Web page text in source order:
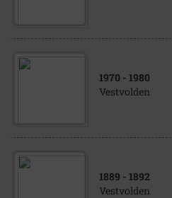
1970 - 1980
Vestvolden
1889 - 1892
Vestvolden